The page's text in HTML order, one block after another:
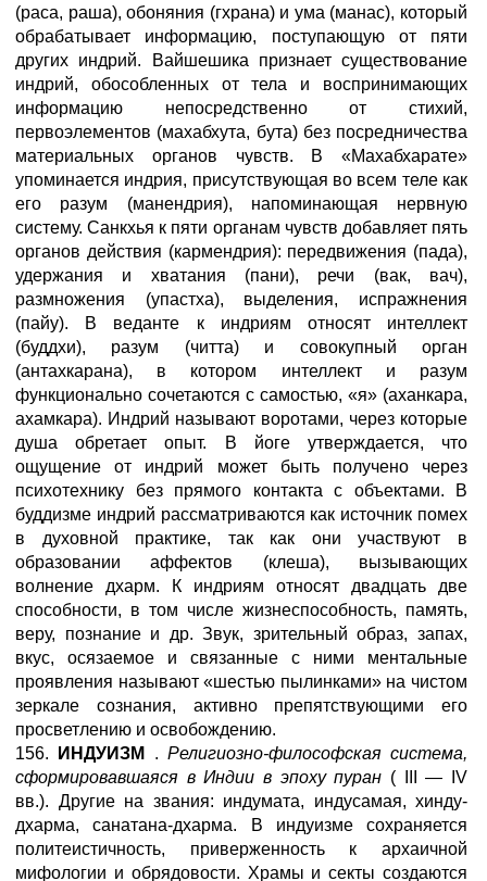
(раса, раша), обоняния (гхрана) и ума (манас), который
обрабатывает информацию, поступающую от пяти
других индрий. Вайшешика признает существование
индрий, обособленных от тела и воспринимающих
информацию непосредственно от стихий,
первоэлементов (махабхута, бута) без посредничества
материальных органов чувств. В «Махабхарате»
упоминается индрия, присутствующая во всем теле как
его разум (манендрия), напоминающая нервную
систему. Санкхья к пяти органам чувств добавляет пять
органов действия (кармендрия): передвижения (пада),
удержания и хватания (пани), речи (вак, вач),
размножения (упастха), выделения, испражнения
(пайу). В веданте к индриям относят интеллект
(буддхи), разум (читта) и совокупный орган
(антахкарана), в котором интеллект и разум
функционально сочетаются с самостью, «я» (аханкара,
ахамкара). Индрий называют воротами, через которые
душа обретает опыт. В йоге утверждается, что
ощущение от индрий может быть получено через
психотехнику без прямого контакта с объектами. В
буддизме индрий рассматриваются как источник помех
в духовной практике, так как они участвуют в
образовании аффектов (клеша), вызывающих
волнение дхарм. К индриям относят двадцать две
способности, в том числе жизнеспособность, память,
веру, познание и др. Звук, зрительный образ, запах,
вкус, осязаемое и связанные с ними ментальные
проявления называют «шестью пылинками» на чистом
зеркале сознания, активно препятствующими его
просветлению и освобождению.
156.
ИНДУИЗМ . Религиозно-философская система,
сформировавшаяся в Индии в эпоху пуран ( III — IV
вв.). Другие на звания: индумата, индусамая, хинду-
дхарма, санатана-дхарма. В индуизме сохраняется
политеистичность, приверженность к архаичной
мифологии и обрядовости. Храмы и секты создаются